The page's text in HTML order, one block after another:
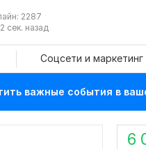
2287
сек. назад
Соцсети и маркетинг
важные события в
6